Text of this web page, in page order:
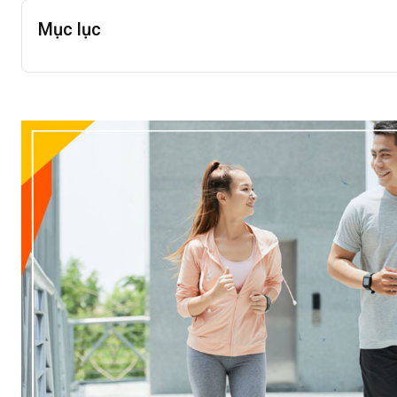
Mục lục